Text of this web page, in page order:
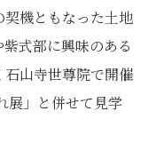
機ともなった土地
式部に興味のある
山寺世尊院で開催
展」と併せて見学